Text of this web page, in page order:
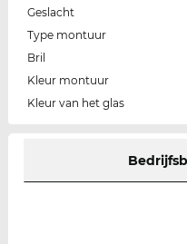
Geslacht
Type montuur
Bril
Kleur montuur
Kleur van het glas